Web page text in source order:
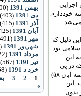
اجرایی
خودداری
می‌‌شد.
دلیل که
بود.
این
در پی
تشکیل مجلس وضعیت جناحش در ساختار قدرت بهبود پیدا کند. شورای انقلاب که در مرحله قبلی (نیمه آبان ۵۸)
این
بدون
بهمن 1391
(400)
دی 1391
(403)
آذر 1391
(415)
آبان 1391
(425)
مهر 1391
(491)
شهریور 1391
(522)
مرداد 1391
(522)
تیر 1391
(567)
خرداد 1391
(568)
1
2
3
»